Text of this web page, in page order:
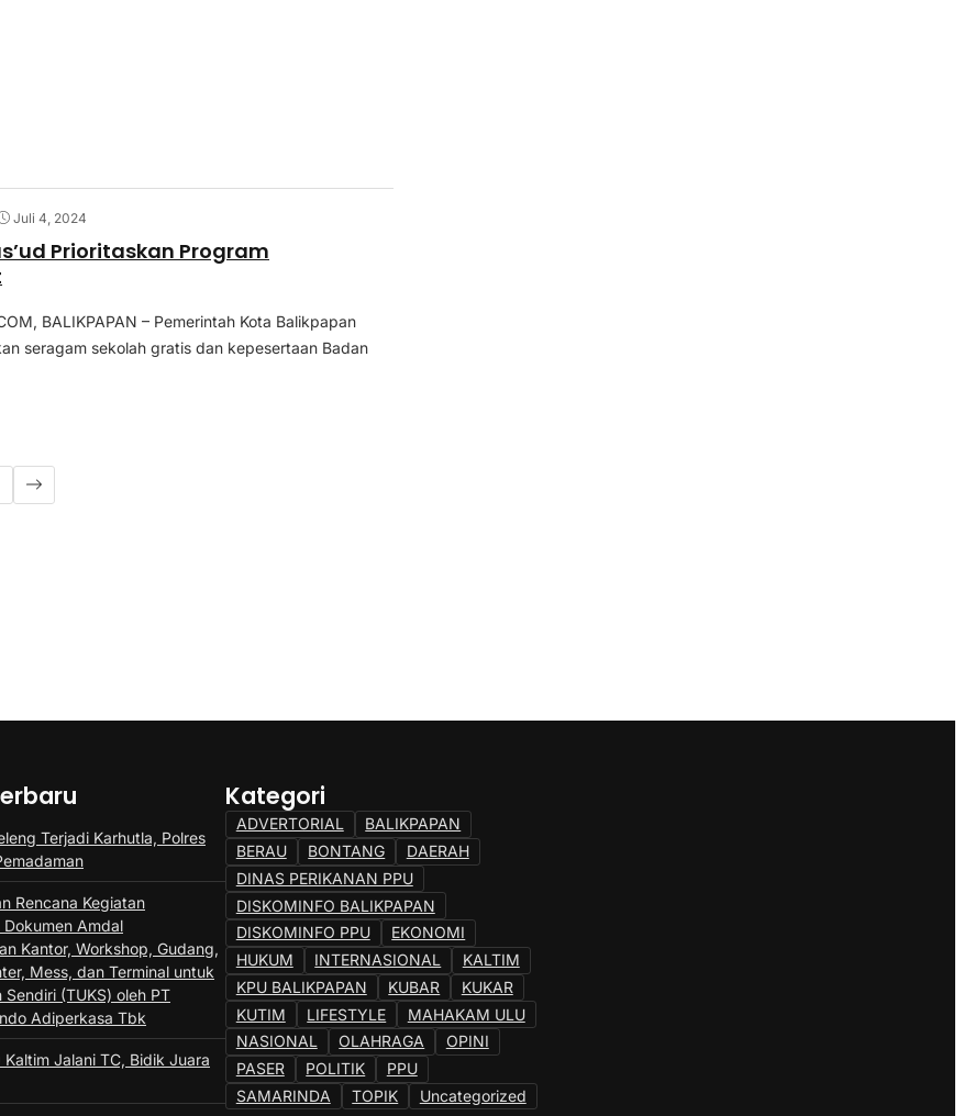
Juli 4, 2024
Prioritaskan Program
BALIKPAPAN – Pemerintah Kota Balikpapan
seragam sekolah gratis dan kepesertaan Badan
Terjadi Karhutla, Polres
Rencana Kegiatan
Dokumen Amdal
Kantor, Workshop, Gudang,
Mess, dan Terminal untuk
Sendiri (TUKS) oleh PT
Adiperkasa Tbk
Kaltim Jalani TC, Bidik Juara
Kategori
ADVERTORIAL
BALIKPAPAN
BERAU
BONTANG
DAERAH
DINAS PERIKANAN PPU
DISKOMINFO BALIKPAPAN
DISKOMINFO PPU
EKONOMI
HUKUM
INTERNASIONAL
KALTIM
KPU BALIKPAPAN
KUBAR
KUKAR
KUTIM
LIFESTYLE
MAHAKAM ULU
NASIONAL
OLAHRAGA
OPINI
PASER
POLITIK
PPU
SAMARINDA
TOPIK Uncategorized